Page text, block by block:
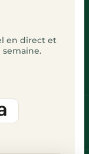
en direct et